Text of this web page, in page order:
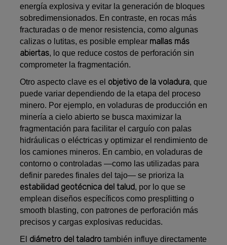
energía explosiva y evitar la generación de bloques
sobredimensionados. En contraste, en rocas más
fracturadas o de menor resistencia, como algunas
calizas o lutitas, es posible emplear mallas más
abiertas, lo que reduce costos de perforación sin
comprometer la fragmentación.
Otro aspecto clave es el objetivo de la voladura, que
puede variar dependiendo de la etapa del proceso
minero. Por ejemplo, en voladuras de producción en
minería a cielo abierto se busca maximizar la
fragmentación para facilitar el carguío con palas
hidráulicas o eléctricas y optimizar el rendimiento de
los camiones mineros. En cambio, en voladuras de
contorno o controladas —como las utilizadas para
definir paredes finales del tajo— se prioriza la
estabilidad geotécnica del talud, por lo que se
emplean diseños específicos como presplitting o
smooth blasting, con patrones de perforación más
precisos y cargas explosivas reducidas.
El diámetro del taladro también influye directamente